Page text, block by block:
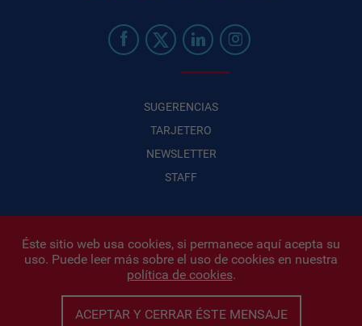
SUGERENCIAS
TARJETERO
NEWSLETTER
STAFF
Infonegocios 2026| INFONEGOCIOS S.A. · CUIT: 30710438486 |
Políticas de Privacidad|Protección de datos personales
Iñigo Biain
Este sitio esta protegido por Google reCAPTCHA y conPolíticas de
Éste sitio web usa cookies, si permanece aquí acepta su
uso. Puede leer más sobre el uso de cookies en nuestra
política de cookies.
ACEPTAR Y CERRAR ÉSTE MENSAJE